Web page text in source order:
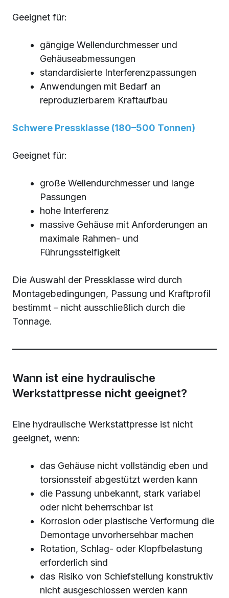
Geeignet für:
gängige Wellendurchmesser und
Gehäuseabmessungen
standardisierte Interferenzpassungen
Anwendungen mit Bedarf an
reproduzierbarem Kraftaufbau
Schwere Pressklasse (180–500 Tonnen)
Geeignet für:
große Wellendurchmesser und lange
Passungen
hohe Interferenz
massive Gehäuse mit Anforderungen an
maximale Rahmen- und
Führungssteifigkeit
Die Auswahl der Pressklasse wird durch
Montagebedingungen, Passung und Kraftprofil
bestimmt – nicht ausschließlich durch die
Tonnage.
Wann ist eine hydraulische
Werkstattpresse nicht geeignet?
Eine hydraulische Werkstattpresse ist nicht
geeignet, wenn:
das Gehäuse nicht vollständig eben und
torsionssteif abgestützt werden kann
die Passung unbekannt, stark variabel
oder nicht beherrschbar ist
Korrosion oder plastische Verformung die
Demontage unvorhersehbar machen
Rotation, Schlag- oder Klopfbelastung
erforderlich sind
das Risiko von Schiefstellung konstruktiv
nicht ausgeschlossen werden kann